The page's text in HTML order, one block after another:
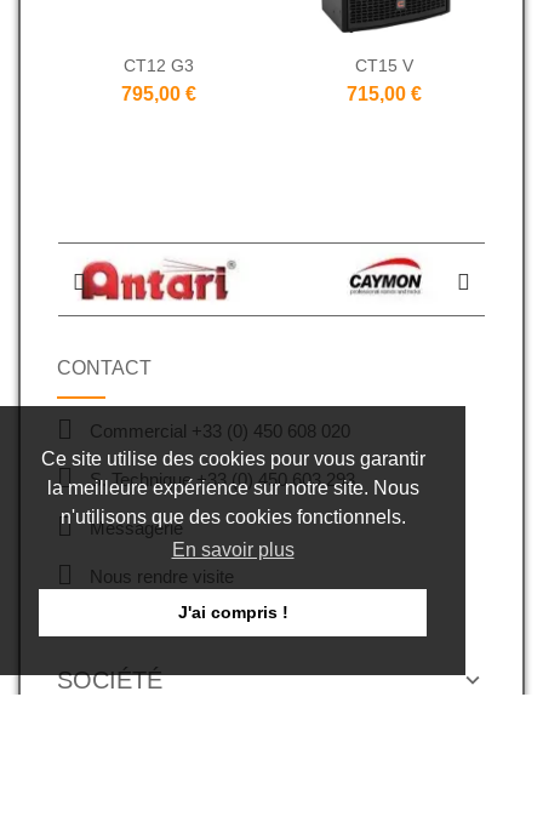
Ce site utilise des cookies pour vous garantir
la meilleure expérience sur notre site. Nous
n'utilisons que des cookies fonctionnels.
En savoir plus
J'ai compris !
CT12 G3
795,00 €
CT15 V
715,00 €
CONTACT
Commercial +33 (0) 450 608 020
S. Technique +33 (0) 450 603 293
Messagerie
Nous rendre visite
SOCIÉTÉ